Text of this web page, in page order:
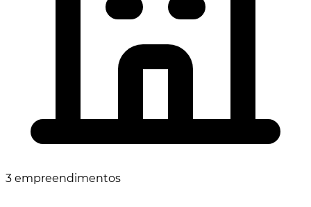
3 empreendimentos